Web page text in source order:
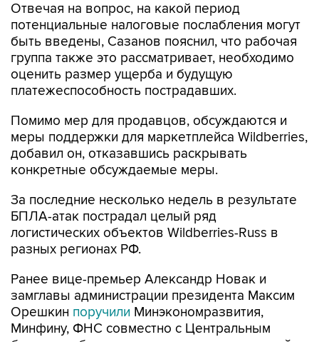
Отвечая на вопрос, на какой период
потенциальные налоговые послабления могут
быть введены, Сазанов пояснил, что рабочая
группа также это рассматривает, необходимо
оценить размер ущерба и будущую
платежеспособность пострадавших.
Помимо мер для продавцов, обсуждаются и
меры поддержки для маркетплейса Wildberries,
добавил он, отказавшись раскрывать
конкретные обсуждаемые меры.
За последние несколько недель в результате
БПЛА-атак пострадал целый ряд
логистических объектов Wildberries-Russ в
разных регионах РФ.
Ранее вице-премьер Александр Новак и
замглавы администрации президента Максим
Орешкин поручили Минэкономразвития,
Минфину, ФНС совместно с Центральным